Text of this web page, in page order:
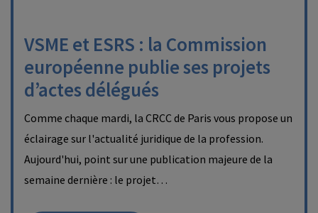
VSME et ESRS : la Commission
européenne publie ses projets
d’actes délégués
Comme chaque mardi, la CRCC de Paris vous propose un
éclairage sur l'actualité juridique de la profession.
Aujourd'hui, point sur une publication majeure de la
semaine dernière : le projet…